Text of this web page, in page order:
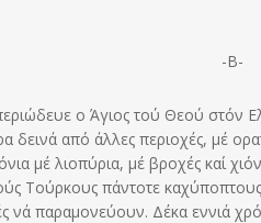
-Β-
ο Άγιος τού Θεού στόν
δεινά από άλλες περιοχές, μέ
μέ λιοπύρια, μέ βροχές καί
Τούρκους πάντοτε
νά παραμονεύουν. Δέκα εννιά